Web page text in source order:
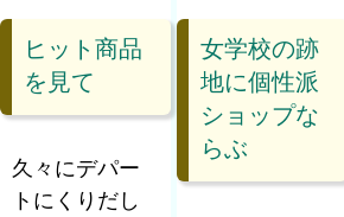
ヒット商品
を見て
久々にデパー
トにくりだし
女学校の跡
地に個性派
ショップな
らぶ